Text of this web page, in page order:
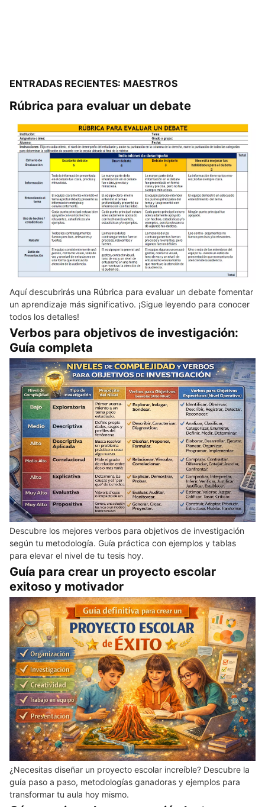
ENTRADAS RECIENTES: MAESTROS
Rúbrica para evaluar un debate
Aquí descubrirás una Rúbrica para evaluar un debate fomentar
un aprendizaje más significativo. ¡Sigue leyendo para conocer
todos los detalles!
Verbos para objetivos de investigación:
Guía completa
Descubre los mejores verbos para objetivos de investigación
según tu metodología. Guía práctica con ejemplos y tablas
para elevar el nivel de tu tesis hoy.
Guía para crear un proyecto escolar
exitoso y motivador
¿Necesitas diseñar un proyecto escolar increíble? Descubre la
guía paso a paso, metodologías ganadoras y ejemplos para
transformar tu aula hoy mismo.